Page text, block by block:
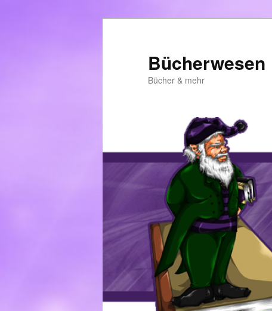
Bücherwesen
Bücher & mehr